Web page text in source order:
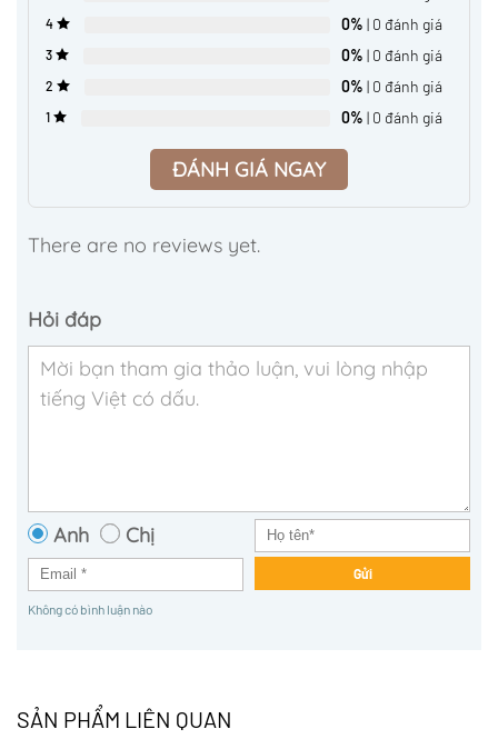
4 0% | 0 đánh giá
3 0% | 0 đánh giá
2 0% | 0 đánh giá
1 0% | 0 đánh giá
ĐÁNH GIÁ NGAY
There are no reviews yet.
Hỏi đáp
Anh Chị
Gửi
Không có bình luận nào
SẢN PHẨM LIÊN QUAN